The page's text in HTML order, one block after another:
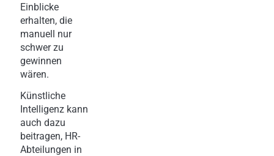
Einblicke
erhalten, die
manuell nur
schwer zu
gewinnen
wären.
Künstliche
Intelligenz kann
auch dazu
beitragen, HR-
Abteilungen in